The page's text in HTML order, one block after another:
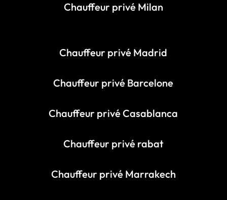
Chauffeur privé Milan
Chauffeur privé Madrid
Chauffeur privé Barcelone
Chauffeur privé Casablanca
Chauffeur privé rabat
Chauffeur privé Marrakech